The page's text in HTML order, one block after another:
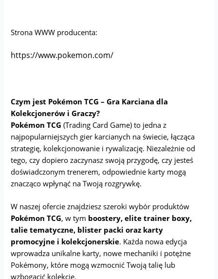
Strona WWW producenta:
https://www.pokemon.com/
Czym jest Pokémon TCG – Gra Karciana dla
Kolekcjonerów i Graczy?
Pokémon TCG (Trading Card Game) to jedna z
najpopularniejszych gier karcianych na świecie, łącząca
strategię, kolekcjonowanie i rywalizację. Niezależnie od
tego, czy dopiero zaczynasz swoją przygodę, czy jesteś
doświadczonym trenerem, odpowiednie karty mogą
znacząco wpłynąć na Twoją rozgrywkę.
W naszej ofercie znajdziesz szeroki wybór produktów
Pokémon TCG, w tym boostery, elite trainer boxy,
talie tematyczne, blister packi oraz karty
promocyjne i kolekcjonerskie. Każda nowa edycja
wprowadza unikalne karty, nowe mechaniki i potężne
Pokémony, które mogą wzmocnić Twoją talię lub
wzbogacić kolekcję.